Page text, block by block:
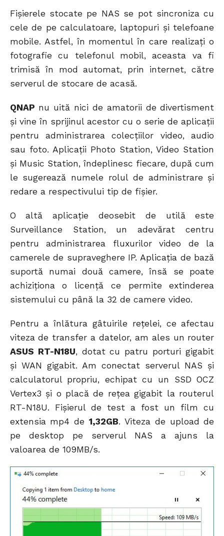
Fișierele stocate pe NAS se pot sincroniza cu
cele de pe calculatoare, laptopuri și telefoane
mobile. Astfel, în momentul în care realizați o
fotografie cu telefonul mobil, aceasta va fi
trimisă în mod automat, prin internet, către
serverul de stocare de acasă.
QNAP nu uită nici de amatorii de divertisment
și vine în sprijinul acestor cu o serie de aplicații
pentru administrarea colecțiilor video, audio
sau foto. Aplicații Photo Station, Video Station
și Music Station, îndeplinesc fiecare, după cum
le sugerează numele rolul de administrare și
redare a respectivului tip de fișier.
O altă aplicație deosebit de utilă este
Surveillance Station, un adevărat centru
pentru administrarea fluxurilor video de la
camerele de supraveghere IP. Aplicația de bază
suportă numai două camere, însă se poate
achiziționa o licență ce permite extinderea
sistemului cu până la 32 de camere video.
Pentru a înlătura gâtuirile rețelei, ce afectau
viteza de transfer a datelor, am ales un router
ASUS RT-N18U, dotat cu patru porturi gigabit
și WAN gigabit. Am conectat serverul NAS și
calculatorul propriu, echipat cu un SSD OCZ
Vertex3 și o placă de rețea gigabit la routerul
RT-N18U. Fișierul de test a fost un film cu
extensia mp4 de1,32GB. Viteza de upload de
pe desktop pe serverul NAS a ajuns la
valoarea de 109MB/s.